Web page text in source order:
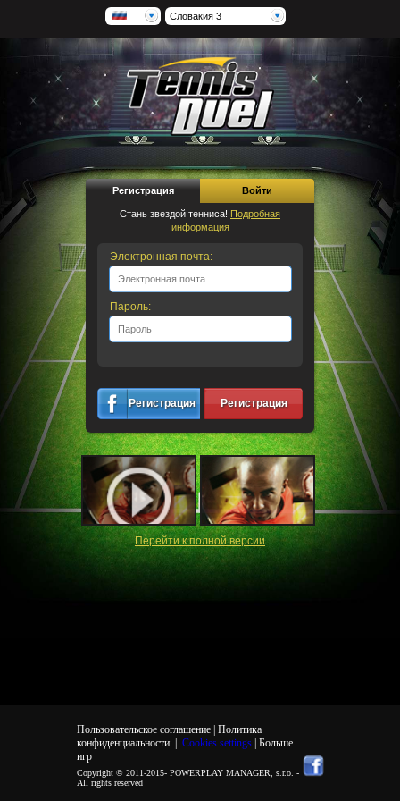
Словакия 3
Регистрация Войти
Стань звездой тенниса! Подробная
информация
Электронная почта:
Пароль:
Регистрация Регистрация
Перейти к полной версии
Пользовательское соглашение | Политика
конфиденциальности| Cookies settings
| Больше
игр
Copyright © 2011-2015- POWERPLAY MANAGER, s.r.o. -
All rights reserved